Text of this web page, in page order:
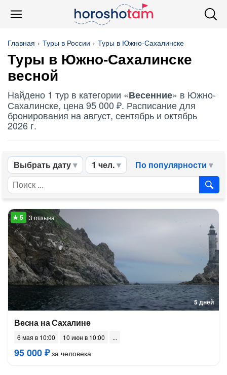
Главная Туры в России Туры в Южно-Сахалинске
Туры в Южно-Сахалинске
весной
Найдено 1 тур в категории «Весенние» в Южно-
Сахалинске, цена 95 000 ₽. Расписание для
бронирования на август, сентябрь и октябрь
2026 г.
Выбрать дату 1 чел. По популярности
5 дней
3 отзыва
Весна на Сахалине
6 мая в 10:00 10 июн в 10:00
95 000 ₽за человека